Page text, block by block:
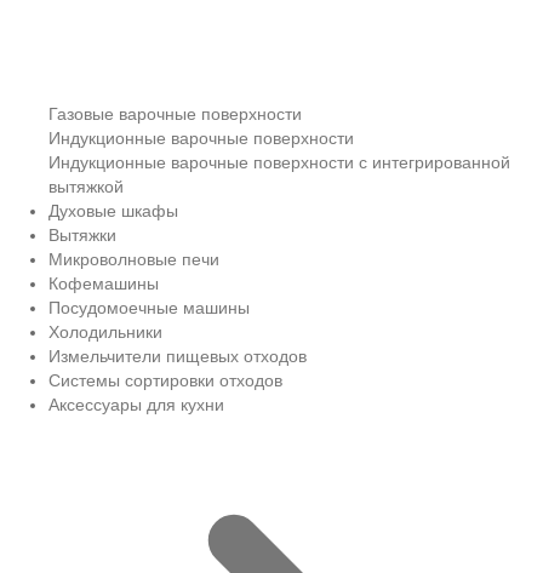
Газовые варочные поверхности
Индукционные варочные поверхности
Индукционные варочные поверхности с интегрированной
вытяжкой
Духовые шкафы
Вытяжки
Микроволновые печи
Кофемашины
Посудомоечные машины
Холодильники
Измельчители пищевых отходов
Системы сортировки отходов
Аксессуары для кухни